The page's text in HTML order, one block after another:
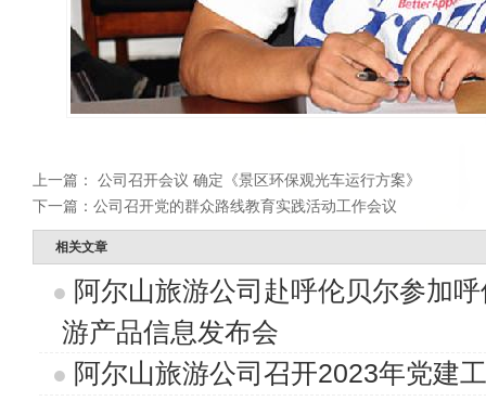
上一篇：
公司召开会议 确定《景区环保观光车运行方案》
下一篇： 公司召开党的群众路线教育实践活动工作会议
相关文章
阿尔山旅游公司赴呼伦贝尔参加
游产品信息发布会
阿尔山旅游公司召开2023年党建